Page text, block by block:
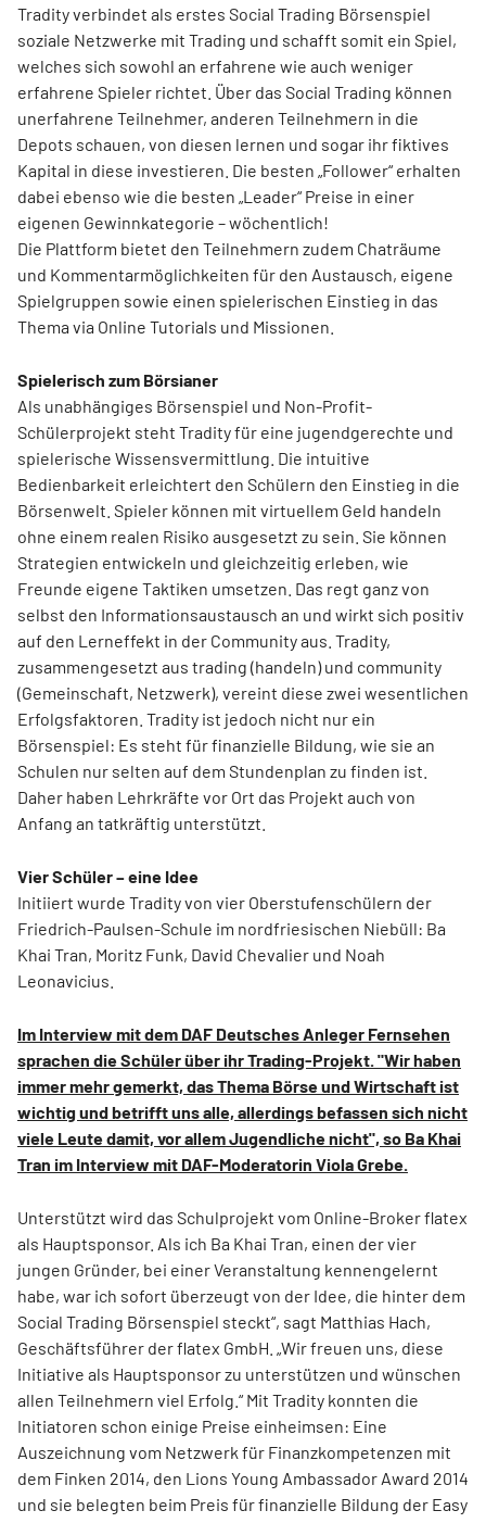
Tradity verbindet als erstes Social Trading Börsenspiel
soziale Netzwerke mit Trading und schafft somit ein Spiel,
welches sich sowohl an erfahrene wie auch weniger
erfahrene Spieler richtet. Über das Social Trading können
unerfahrene Teilnehmer, anderen Teilnehmern in die
Depots schauen, von diesen lernen und sogar ihr fiktives
Kapital in diese investieren. Die besten „Follower“ erhalten
dabei ebenso wie die besten „Leader“ Preise in einer
eigenen Gewinnkategorie – wöchentlich!
Die Plattform bietet den Teilnehmern zudem Chaträume
und Kommentarmöglichkeiten für den Austausch, eigene
Spielgruppen sowie einen spielerischen Einstieg in das
Thema via Online Tutorials und Missionen.
Spielerisch zum Börsianer
Als unabhängiges Börsenspiel und Non-Profit-
Schülerprojekt steht Tradity für eine jugendgerechte und
spielerische Wissensvermittlung. Die intuitive
Bedienbarkeit erleichtert den Schülern den Einstieg in die
Börsenwelt. Spieler können mit virtuellem Geld handeln
ohne einem realen Risiko ausgesetzt zu sein. Sie können
Strategien entwickeln und gleichzeitig erleben, wie
Freunde eigene Taktiken umsetzen. Das regt ganz von
selbst den Informationsaustausch an und wirkt sich positiv
auf den Lerneffekt in der Community aus. Tradity,
zusammengesetzt aus trading (handeln) und community
(Gemeinschaft, Netzwerk), vereint diese zwei wesentlichen
Erfolgsfaktoren. Tradity ist jedoch nicht nur ein
Börsenspiel: Es steht für finanzielle Bildung, wie sie an
Schulen nur selten auf dem Stundenplan zu finden ist.
Daher haben Lehrkräfte vor Ort das Projekt auch von
Anfang an tatkräftig unterstützt.
Vier Schüler – eine Idee
Initiiert wurde Tradity von vier Oberstufenschülern der
Friedrich-Paulsen-Schule im nordfriesischen Niebüll: Ba
Khai Tran, Moritz Funk, David Chevalier und Noah
Leonavicius.
Im Interview mit dem DAF Deutsches Anleger Fernsehen
sprachen die Schüler über ihr Trading-Projekt. "Wir haben
immer mehr gemerkt, das Thema Börse und Wirtschaft ist
wichtig und betrifft uns alle, allerdings befassen sich nicht
viele Leute damit, vor allem Jugendliche nicht", so Ba Khai
Tran im Interview mit DAF-Moderatorin Viola Grebe.
Unterstützt wird das Schulprojekt vom Online-Broker flatex
als Hauptsponsor. Als ich Ba Khai Tran, einen der vier
jungen Gründer, bei einer Veranstaltung kennengelernt
habe, war ich sofort überzeugt von der Idee, die hinter dem
Social Trading Börsenspiel steckt“, sagt Matthias Hach,
Geschäftsführer der flatex GmbH. „Wir freuen uns, diese
Initiative als Hauptsponsor zu unterstützen und wünschen
allen Teilnehmern viel Erfolg.“ Mit Tradity konnten die
Initiatoren schon einige Preise einheimsen: Eine
Auszeichnung vom Netzwerk für Finanzkompetenzen mit
dem Finken 2014, den Lions Young Ambassador Award 2014
und sie belegten beim Preis für finanzielle Bildung der Easy